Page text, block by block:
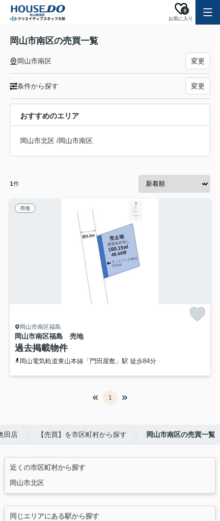
お気に入り
0
岡山市南区の売買一覧
岡山市南区 変更
条件から探す 変更
おすすめのエリア
岡山市北区 /岡山市南区
1件
売地
岡山市南区福島
岡山市南区福島 売地
過去掲載物件
岡山電気軌道東山本線「門田屋敷」駅 徒歩84分
1
田店 【売買】を市区町村から探す 岡山市南区の売買一覧
近くの市区町村から探す
岡山市北区
同じエリアにある駅から探す